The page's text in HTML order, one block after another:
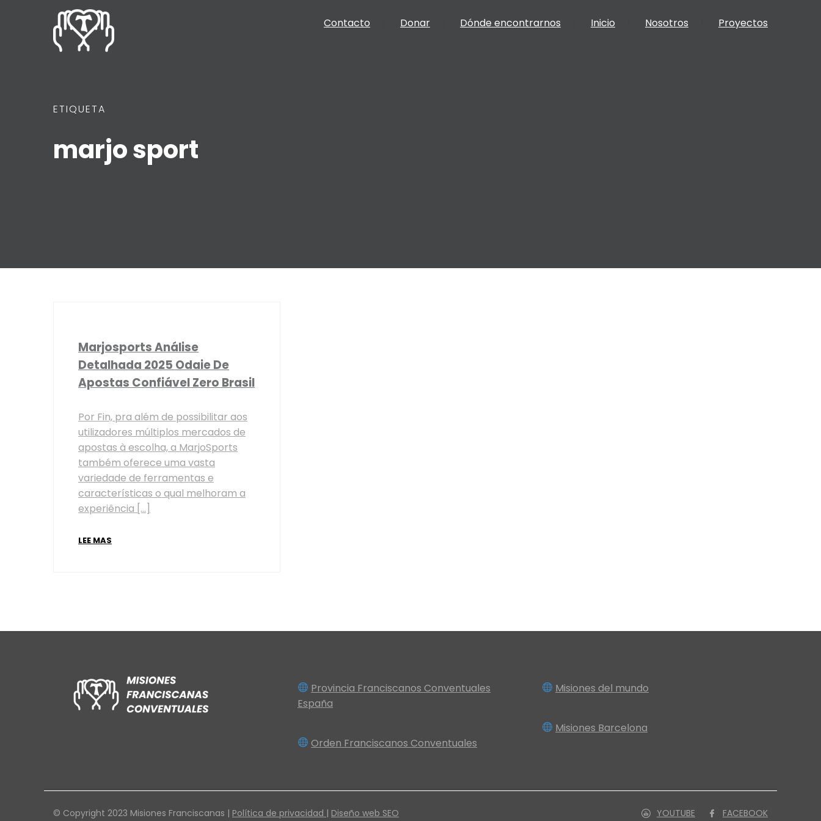
Contacto Donar Dónde encontrarnos Inicio Nosotros Proyectos
ETIQUETA
marjo sport
Marjosports Análise
Detalhada 2025 Odaie De
Apostas Confiável Zero Brasil
Por Fin, pra além de possibilitar aos
utilizadores múltiplos mercados de
apostas à escolha, a MarjoSports
também oferece uma vasta
variedade de ferramentas e
características o qual melhoram a
experiência […]
LEE MAS
Provincia Franciscanos Conventuales
España
Orden Franciscanos Conventuales
Misiones del mundo
Misiones Barcelona
© Copyright 2023 Misiones Franciscanas | Política de privacidad | Diseño web SEO FACEBOOK
YOUTUBE